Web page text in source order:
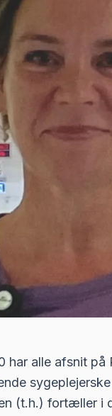
har alle afsnit
(t.h.) fortæller i